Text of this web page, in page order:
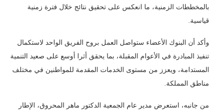
بالمخططات الزمنية، ما انعكس على تحقيق نتائج خلال فترة زمنية
قياسية.
وأكد أن البنوك الأعضاء ستواصل العمل بروح الفريق الواحد لاستكمال
تنفيذ المبادرة في الأعوام المقبلة، بما يحقق أثرا أوسع على صعيد التنمية
المستدامة، ويعزز من مستوى الخدمات المقدمة للمواطنين في مختلف
مناطق المملكة.
من جانبه، استعرض مدير عام الجمعية الدكتور ماهر المحروق، الإطار